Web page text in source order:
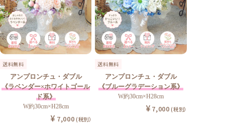
アンプロンチュ・ダブル
《ラベンダー×ホワイトゴール
ド系》
W約30cm×H28cm
送料無料
7,000 (税別）
アンプロンチュ・ダブル
《ブルーグラデーション系》
W約30cm×H28cm
送料無料
7,000 (税別）